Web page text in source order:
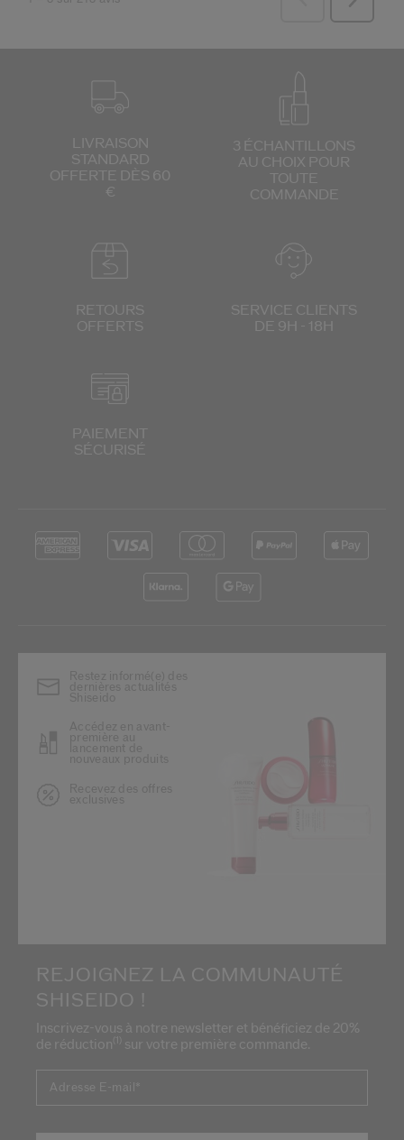
LIVRAISON
STANDARD
OFFERTE DÈS 60
€
3 ÉCHANTILLONS
AU CHOIX POUR
TOUTE
COMMANDE
RETOURS
OFFERTS
SERVICE CLIENTS
DE 9H - 18H
PAIEMENT
SÉCURISÉ
REJOIGNEZ LA COMMUNAUTÉ
SHISEIDO !
Inscrivez-vous à notre newsletter et bénéficiez de 20%
de réduction
sur votre première commande.
*
Adresse E-mail